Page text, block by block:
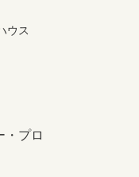
ウス
・プロ